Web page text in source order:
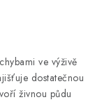
ve výživě
dostatečnou
živnou půdu